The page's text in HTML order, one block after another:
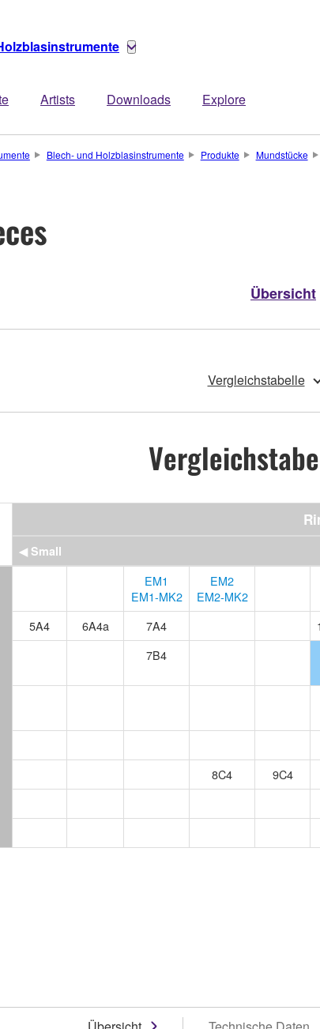
Artists Downloads Explore
Blech- und Holzblasinstrumente Produkte Mundstücke
Übersicht
Vergleichstabelle
◀ Small
EM1
EM1-MK2
EM2
EM2-MK2
5A4 6A4a 7A4
7B4
8C4
9C4